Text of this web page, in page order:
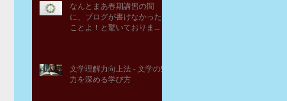
なんとまあ春期講習の間
に、ブログが書けなかった
ことよ！と驚いておりま
文学理解力向上法 - 文学の魅
力を深める学び方